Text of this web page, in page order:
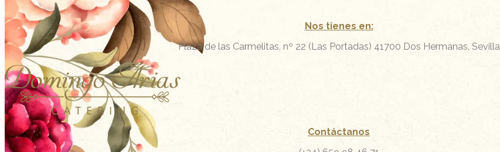
Nos tienes en:
Plaza de las Carmelitas, nº 22 (Las Portadas) 41700 Dos Hermanas, Sevilla
Contáctanos